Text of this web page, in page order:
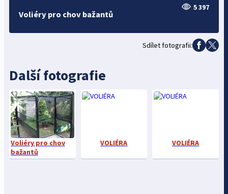
Voliéry pro chov bažantů
5 397
Sdílet fotografii:
Další fotografie
Voliéry pro chov
bažantů
VOLIÉRA VOLIÉRA